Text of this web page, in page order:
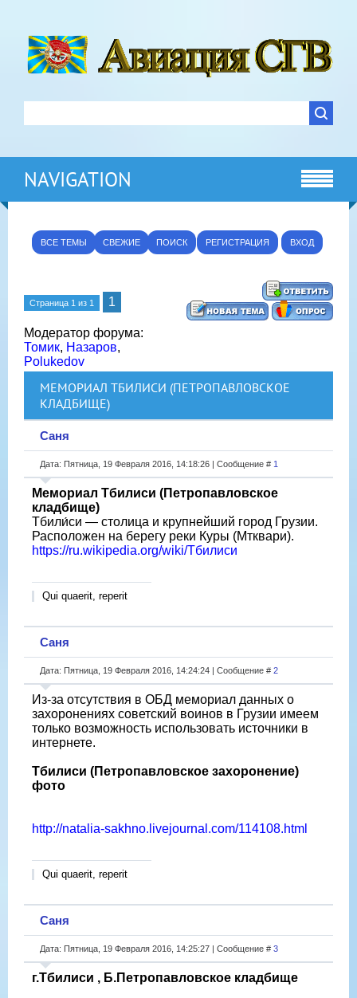
NAVIGATION
ВСЕ ТЕМЫ СВЕЖИЕ ПОИСК РЕГИСТРАЦИЯ ВХОД
Страница 1 из 1 1
Модератор форума:
Томик, Назаров,
Polukedov
МЕМОРИАЛ ТБИЛИСИ (ПЕТРОПАВЛОВСКОЕ
КЛАДБИЩЕ)
Саня
Дата: Пятница, 19 Февраля 2016, 14:18:26 | Сообщение # 1
Мемориал Тбилиси (Петропавловское
кладбище)
Тбили́си — столица и крупнейший город Грузии.
Расположен на берегу реки Куры (Мтквари).
https://ru.wikipedia.org/wiki/Тбилиси
Qui quaerit, reperit
Саня
Дата: Пятница, 19 Февраля 2016, 14:24:24 | Сообщение # 2
Из-за отсутствия в ОБД мемориал данных о
захоронениях советский воинов в Грузии имеем
только возможность использовать источники в
интернете.
Тбилиси (Петропавловское захоронение)
фото
http://natalia-sakhno.livejournal.com/114108.html
Qui quaerit, reperit
Саня
Дата: Пятница, 19 Февраля 2016, 14:25:27 | Сообщение # 3
г.Тбилиси , Б.Петропавловское кладбище